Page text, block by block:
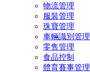
物流管理
服裝管理
珠寶管理
車輛識別管理
零售管理
食品控制
體育賽事管理